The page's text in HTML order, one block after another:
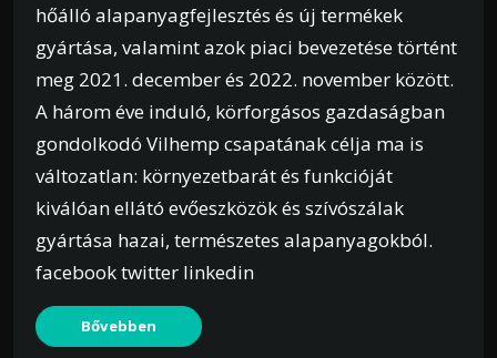
hőálló alapanyagfejlesztés és új termékek
gyártása, valamint azok piaci bevezetése történt
meg 2021. december és 2022. november között.
A három éve induló, körforgásos gazdaságban
gondolkodó Vilhemp csapatának célja ma is
változatlan: környezetbarát és funkcióját
kiválóan ellátó evőeszközök és szívószálak
gyártása hazai, természetes alapanyagokból.
facebook twitter linkedin
Bővebben